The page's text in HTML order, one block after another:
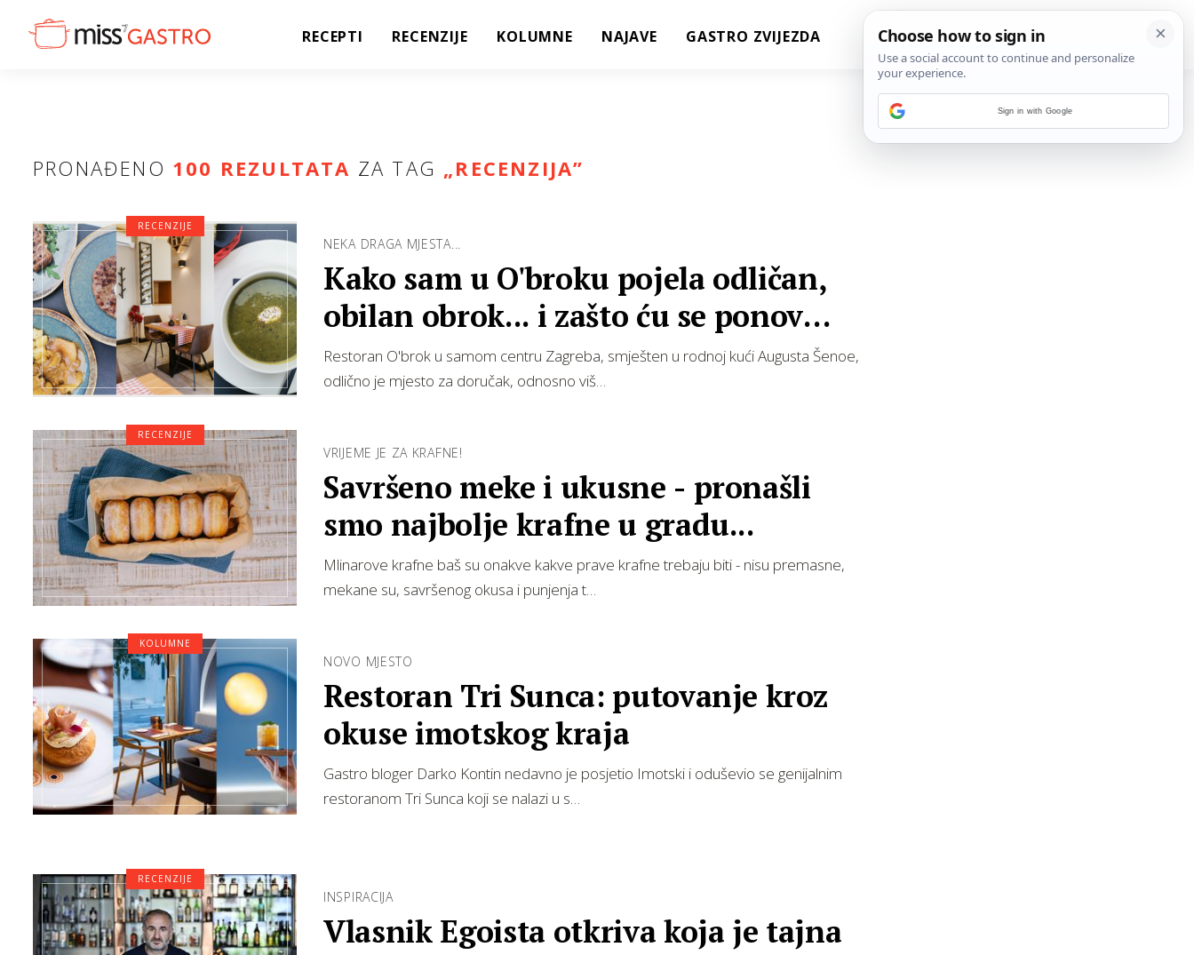
RECEPTI RECENZIJE KOLUMNE NAJAVE GASTRO ZVIJEZDA
PRONAĐENO 100 REZULTATA ZA TAG „RECENZIJA”
NEKA DRAGA MJESTA...
Kako sam u O'broku pojela odličan,
obilan obrok... i zašto ću se ponovno
vratiti
Restoran O'brok u samom centru Zagreba, smješten u rodnoj kući Augusta Šenoe,
odlično je mjesto za doručak, odnosno viš…
RECENZIJE
VRIJEME JE ZA KRAFNE!
Savršeno meke i ukusne - pronašli
smo najbolje krafne u gradu...
Mlinarove krafne baš su onakve kakve prave krafne trebaju biti - nisu premasne,
mekane su, savršenog okusa i punjenja t…
RECENZIJE
NOVO MJESTO
Restoran Tri Sunca: putovanje kroz
okuse imotskog kraja
Gastro bloger Darko Kontin nedavno je posjetio Imotski i oduševio se genijalnim
restoranom Tri Sunca koji se nalazi u s…
KOLUMNE
INSPIRACIJA
Vlasnik Egoista otkriva koja je tajna
RECENZIJE
Sign in with Google